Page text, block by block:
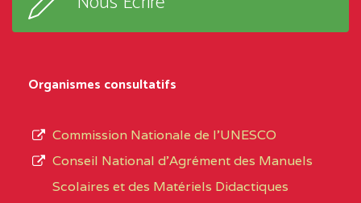
D'ENSEIGNEMENT
PROFESSIONNEL
(CEGEP) STE FOI BP
:4740 YAOUNDE
type
Organismes consultatifs
Commission Nationale de l’UNESCO
Conseil National d’Agrément des Manuels
Scolaires et des Matériels Didactiques